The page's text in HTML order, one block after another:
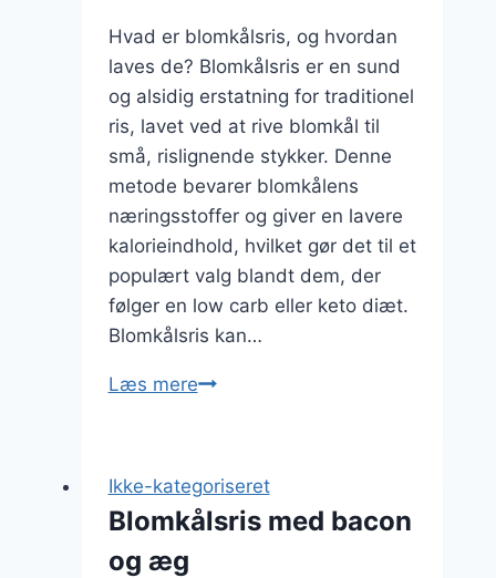
Hvad er blomkålsris, og hvordan
laves de? Blomkålsris er en sund
og alsidig erstatning for traditionel
ris, lavet ved at rive blomkål til
små, rislignende stykker. Denne
metode bevarer blomkålens
næringsstoffer og giver en lavere
kalorieindhold, hvilket gør det til et
populært valg blandt dem, der
følger en low carb eller keto diæt.
Blomkålsris kan…
Læs mereBlomkålsris
grøntsager
Ikke-kategoriseret
Blomkålsris med bacon
og æg